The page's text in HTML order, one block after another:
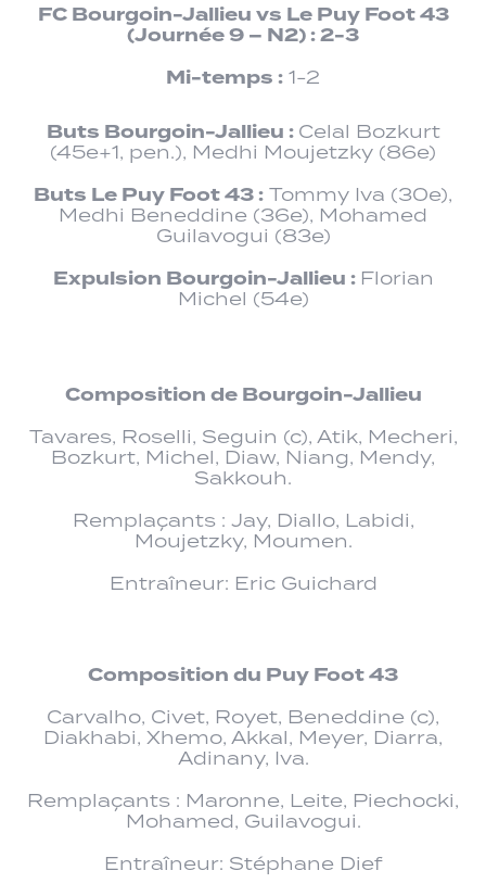
FC Bourgoin-Jallieu vs Le Puy Foot 43
(Journée 9 – N2) : 2-3
Mi-temps : 1-2
Buts Bourgoin-Jallieu : Celal Bozkurt
(45e+1, pen.), Medhi Moujetzky (86e)
Buts Le Puy Foot 43 : Tommy Iva (30e),
Medhi Beneddine (36e), Mohamed
Guilavogui (83e)
Expulsion Bourgoin-Jallieu : Florian
Michel (54e)
Composition de Bourgoin-Jallieu
Tavares, Roselli, Seguin (c), Atik, Mecheri,
Bozkurt, Michel, Diaw, Niang, Mendy,
Sakkouh.
Remplaçants : Jay, Diallo, Labidi,
Moujetzky, Moumen.
Entraîneur: Eric Guichard
Composition du Puy Foot 43
Carvalho, Civet, Royet, Beneddine (c),
Diakhabi, Xhemo, Akkal, Meyer, Diarra,
Adinany, Iva.
Remplaçants : Maronne, Leite, Piechocki,
Mohamed, Guilavogui.
Entraîneur: Stéphane Dief